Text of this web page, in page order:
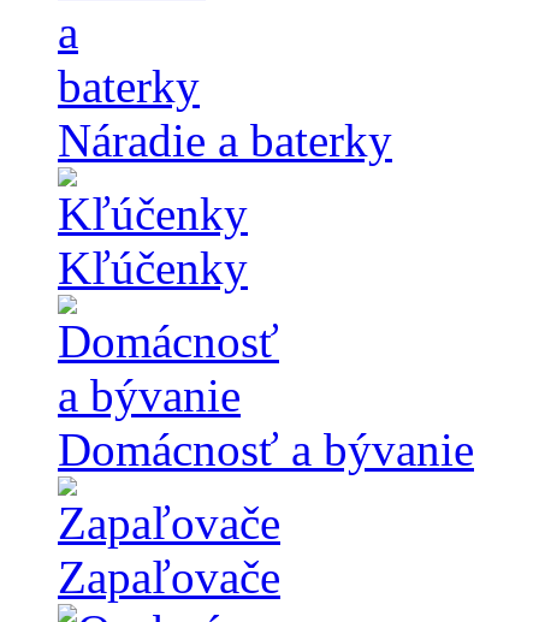
Náradie a baterky
Kľúčenky
Domácnosť a bývanie
Zapaľovače